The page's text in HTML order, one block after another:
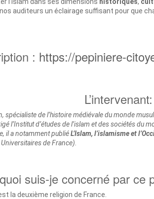
auditeurs un éclairage suffisant pour que
: https://pepiniere-
spécialiste de l’histoire médiévale du monde
l’Institut d’études de l’islam et des sociétés du
il a notamment publiéL’Islam, l’islamisme et
de France).
suis-je concerné par ce
est la deuxième religion de France.